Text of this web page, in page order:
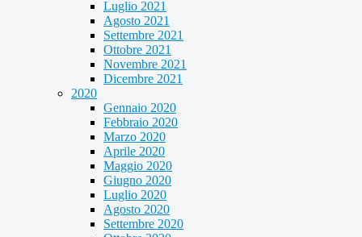
Luglio 2021
Agosto 2021
Settembre 2021
Ottobre 2021
Novembre 2021
Dicembre 2021
2020
Gennaio 2020
Febbraio 2020
Marzo 2020
Aprile 2020
Maggio 2020
Giugno 2020
Luglio 2020
Agosto 2020
Settembre 2020